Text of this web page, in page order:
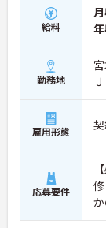
給料
勤務地
雇用形態
応募要件